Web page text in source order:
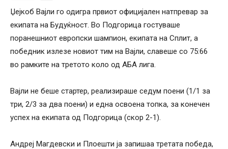
Џејкоб Вајли го одигра првиот официјален натпревар за
екипата на Будуќност. Во Подгорица гостуваше
поранешниот европски шампион, екипата на Сплит, а
победник излезе новиот тим на Вајли, славеше со 75:66
во рамките на третото коло од АБА лига.
Вајли не беше стартер, реализираше седум поени (1/1 за
три, 2/3 за два поени) и една освоена топка, за конечен
успех на екипата од Подгорица (скор 2-1).
Андреј Магдевски и Плоешти ја запишаа третата победа,